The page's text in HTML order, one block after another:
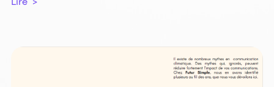
Lire >